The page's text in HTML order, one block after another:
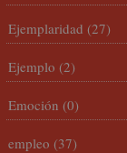
Ejemplaridad (27)
Ejemplo (2)
Emoción (0)
empleo (37)